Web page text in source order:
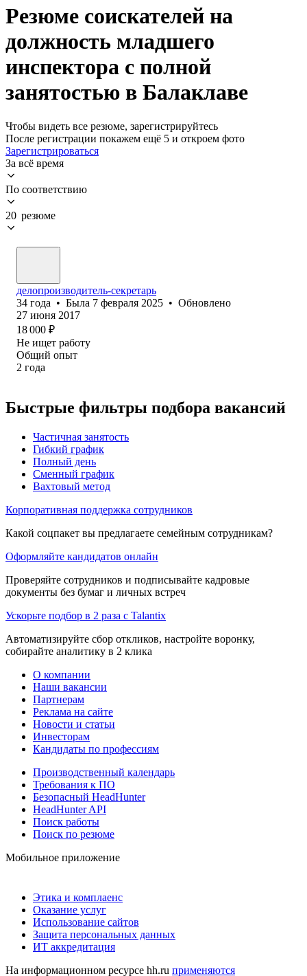
Резюме соискателей на
должность младшего
инспектора с полной
занятостью в Балаклаве
Чтобы видеть все резюме, зарегистрируйтесь
После регистрации покажем ещё 5 и откроем фото
Зарегистрироваться
За всё время
По соответствию
20 резюме
делопроизводитель-секретарь
34 года • Была 7 февраля 2025 • Обновлено
27 июня 2017
18 000 ₽
Не ищет работу
Общий опыт
2 года
Быстрые фильтры подбора вакансий
Частичная занятость
Гибкий график
Полный день
Сменный график
Вахтовый метод
Корпоративная поддержка сотрудников
Какой соцпакет вы предлагаете семейным сотрудникам?
Оформляйте кандидатов онлайн
Проверяйте сотрудников и подписывайте кадровые
документы без бумаг и личных встреч
Ускорьте подбор в 2 раза с Talantix
Автоматизируйте сбор откликов, настройте воронку,
собирайте аналитику в 2 клика
О компании
Наши вакансии
Партнерам
Реклама на сайте
Новости и статьи
Инвесторам
Кандидаты по профессиям
Производственный календарь
Требования к ПО
Безопасный HeadHunter
HeadHunter API
Поиск работы
Поиск по резюме
Мобильное приложение
Этика и комплаенс
Оказание услуг
Использование сайтов
Защита персональных данных
ИТ аккредитация
На информационном ресурсе hh.ru применяются